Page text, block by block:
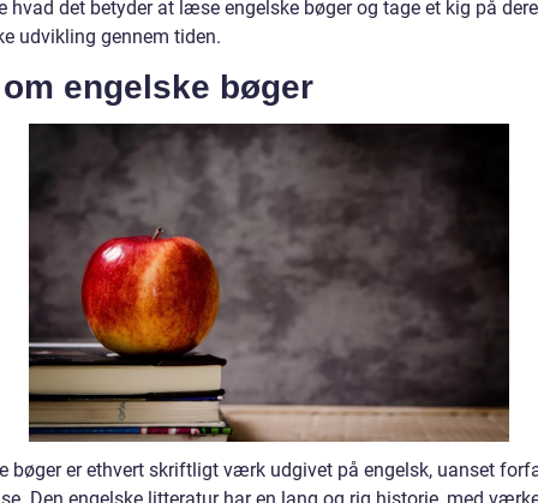
hvad det betyder at læse engelske bøger og tage et kig på
udvikling gennem tiden.
engelske bøger
bøger er ethvert skriftligt værk udgivet på engelsk, uanset